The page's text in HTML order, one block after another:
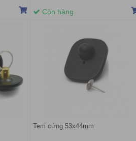
Còn hàng
Tem cứng 53x44mm